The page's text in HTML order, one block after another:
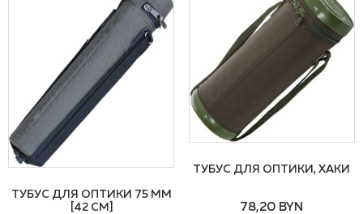
ТУБУС ДЛЯ ОПТИКИ 75 ММ
[42 СМ]
ТУБУС ДЛЯ ОПТИКИ, ХАКИ
78,20 BYN